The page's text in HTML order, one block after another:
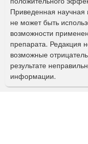
п
о
и
с
к
Приведенная
не может быть
возможности
препарата. Редакция
возможные
результате
информации.